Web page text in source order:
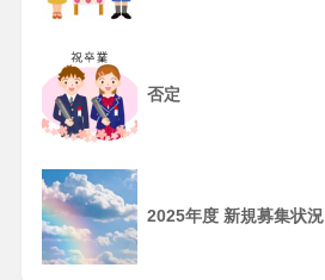
否定
2025年度 新規募集状況